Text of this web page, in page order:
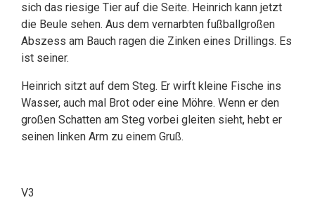
sich das riesige Tier auf die Seite. Heinrich kann jetzt
die Beule sehen. Aus dem vernarbten fußballgroßen
Abszess am Bauch ragen die Zinken eines Drillings. Es
ist seiner.
Heinrich sitzt auf dem Steg. Er wirft kleine Fische ins
Wasser, auch mal Brot oder eine Möhre. Wenn er den
großen Schatten am Steg vorbei gleiten sieht, hebt er
seinen linken Arm zu einem Gruß.
V3